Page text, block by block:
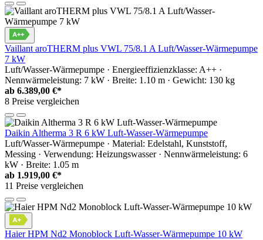
Vaillant aroTHERM plus VWL 75/8.1 A Luft/Wasser-Wärmepumpe
7 kW
Luft/Wasser-Wärmepumpe · Energieeffizienzklasse: A++ ·
Nennwärmeleistung: 7 kW · Breite: 1.10 m · Gewicht: 130 kg
ab 6.389,00 €*
8 Preise vergleichen
Daikin Altherma 3 R 6 kW Luft-Wasser-Wärmepumpe
Luft/Wasser-Wärmepumpe · Material: Edelstahl, Kunststoff,
Messing · Verwendung: Heizungswasser · Nennwärmeleistung: 6
kW · Breite: 1.05 m
ab 1.919,00 €*
11 Preise vergleichen
Haier HPM Nd2 Monoblock Luft-Wasser-Wärmepumpe 10 kW